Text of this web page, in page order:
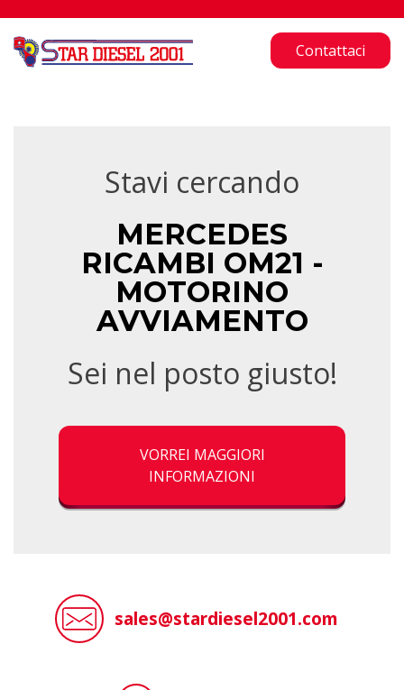
Contattaci
Stavi cercando
MERCEDES
RICAMBI OM21 -
MOTORINO
AVVIAMENTO
Sei nel posto giusto!
VORREI MAGGIORI
INFORMAZIONI
sales@stardiesel2001.com